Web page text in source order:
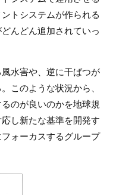
トシステムが作られる
んどん追加されていっ
水害や、逆に干ばつが
このような状況から、
のが良いのかを地球規
し新たな基準を開発す
ォーカスするグループ